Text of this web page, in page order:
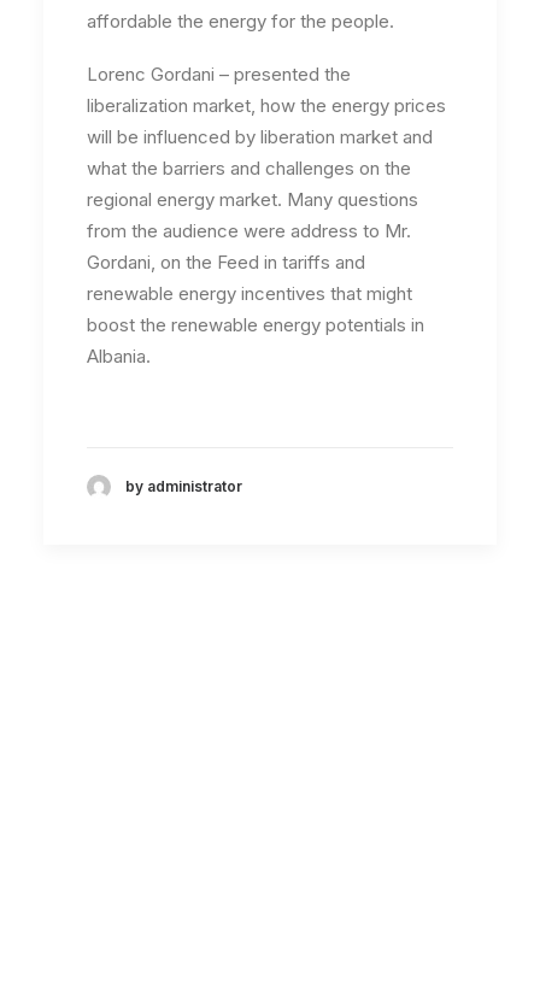
affordable the energy for the people.
Lorenc Gordani – presented the
liberalization market, how the energy prices
will be influenced by liberation market and
what the barriers and challenges on the
regional energy market. Many questions
from the audience were address to Mr.
Gordani, on the Feed in tariffs and
renewable energy incentives that might
boost the renewable energy potentials in
Albania.
by administrator